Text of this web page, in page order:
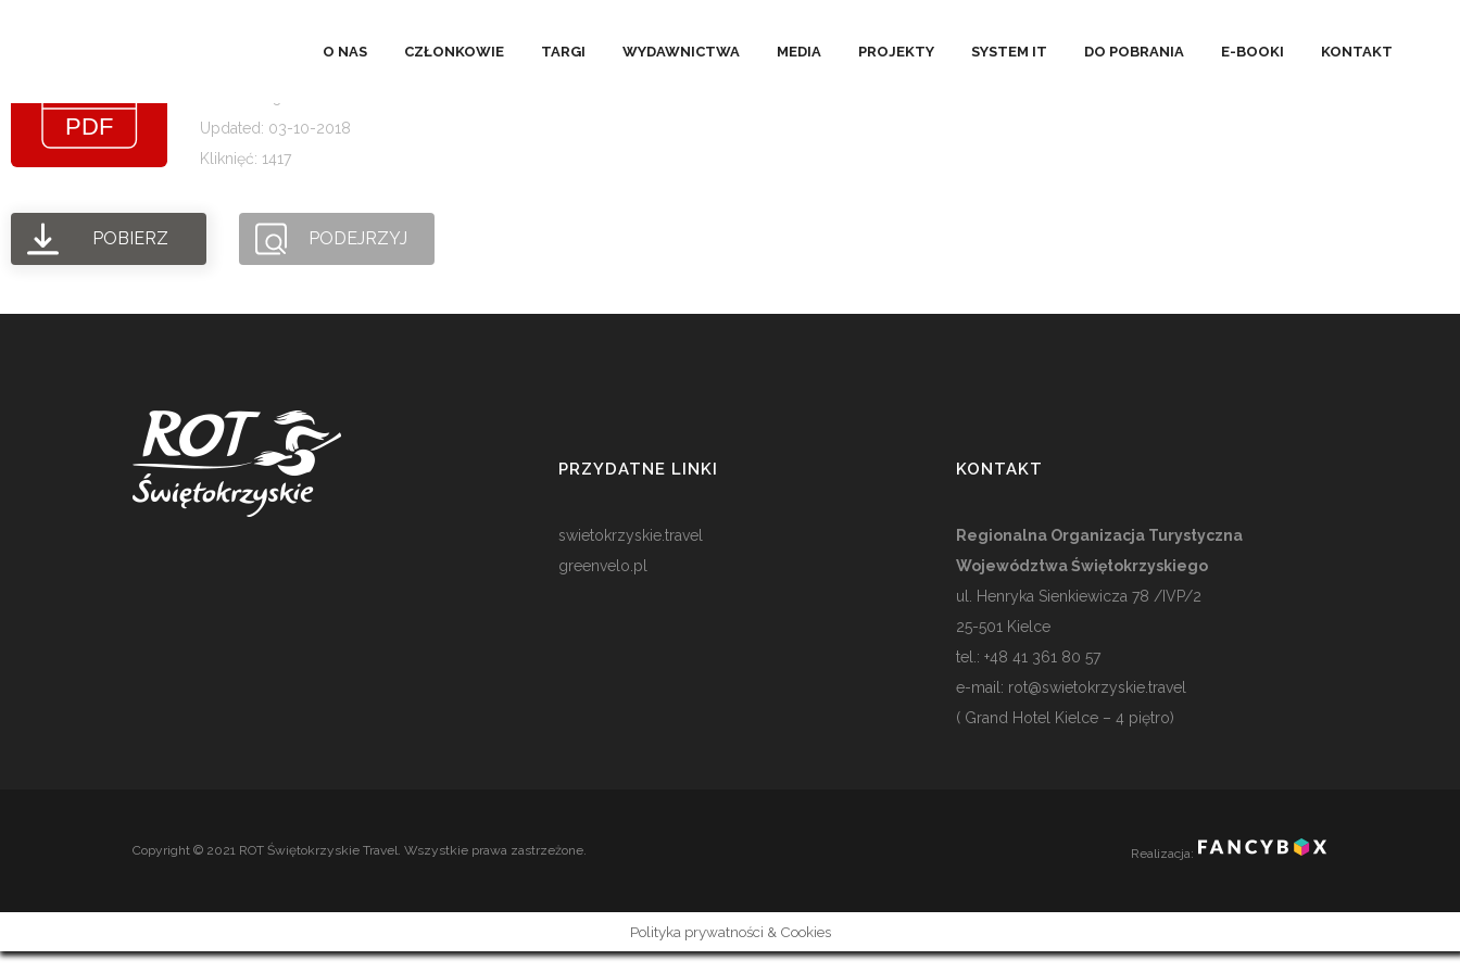
O NAS CZŁONKOWIE TARGI WYDAWNICTWA MEDIA PROJEKTY SYSTEM IT DO POBRANIA E-BOOKI KONTAKT
Updated: 03-10-2018
Kliknięć: 1417
POBIERZ PODEJRZYJ
PRZYDATNE LINKI
swietokrzyskie.travel
greenvelo.pl
KONTAKT
Regionalna Organizacja Turystyczna
Województwa Świętokrzyskiego
ul. Henryka Sienkiewicza 78 /IVP/2
25-501 Kielce
tel.: +48 41 361 80 57
e-mail: rot@swietokrzyskie.travel
( Grand Hotel Kielce – 4 piętro)
Copyright © 2021 ROT Świętokrzyskie Travel. Wszystkie prawa zastrzeżone. Realizacja:
Polityka prywatności & Cookies